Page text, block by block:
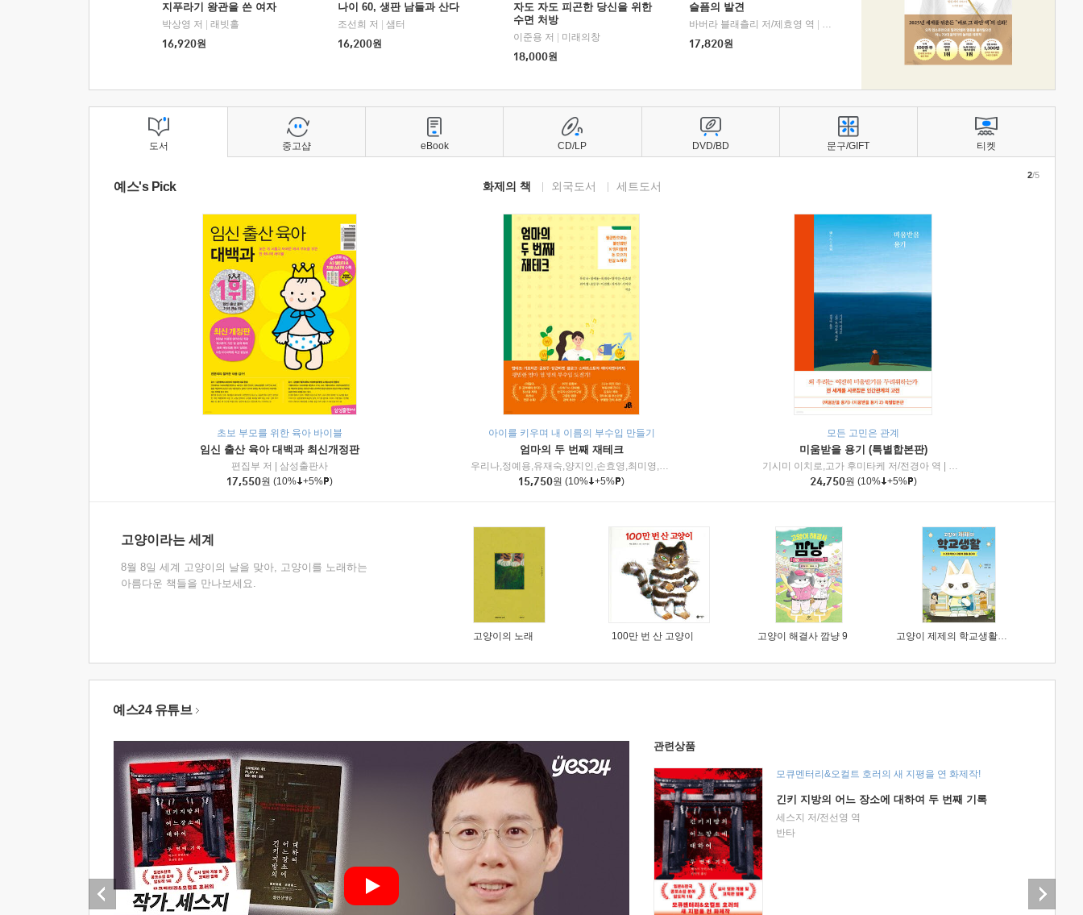
지푸라기 왕관을 쓴 여자
박상영 저
래빗홀
16,920원
나이 60, 생판 남들과 산다
조선희 저
샘터
16,200원
자도 자도 피곤한 당신을 위한
수면 처방
이준용 저
미래의창
18,000원
슬픔의 발견
바버라 블래츨리 저/제효영 역
디플롯
17,820원
도서
예스's Pick 화제의 책 외국도서 세트도서
초보 부모를 위한 육아 바이블
임신 출산 육아 대백과 최신개정판
편집부 저
삼성출판사
17,550원 (10% +5% )
아이를 키우며 내 이름의 부수입 만들기
엄마의 두 번째 재테크
우리나,정예용,유재숙,양지인,손효영,최미영,조민주,이진현,차미숙,서미숙 저 | 제이브리즈북스
15,750원 (10% +5% )
모든 고민은 관계
미움받을 용기 (특별합본판)
기시미 이치로,고가 후미타케 저/전경아 역
인플루엔셜
24,750원 (10% +5% )
2/5
고양이라는 세계
8월 8일 세계 고양이의 날을 맞아, 고양이를 노래하는
아름다운 책들을 만나보세요.
고양이의 노래 100만 번 산 고양이 고양이 해결사 깜냥 9 고양이 제제의 학교생활 1 : 초등학생이 이렇게 힘들 줄이야
중고샵 eBook CD/LP DVD/BD 문구/GIFT 티켓
예스24 유튜브
관련상품
모큐멘터리&오컬트 호러의 새 지평을 연 화제작!
긴키 지방의 어느 장소에 대하여 두 번째 기록
세스지 저/전선영 역
반타